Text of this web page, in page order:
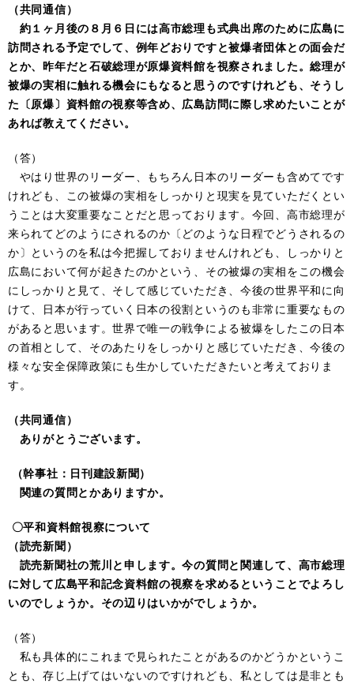
（共同通信）
約１ヶ月後の８月６日には高市総理も式典出席のために広島に
訪問される予定でして、例年どおりですと被爆者団体との面会だ
とか、昨年だと石破総理が原爆資料館を視察されました。総理が
被爆の実相に触れる機会にもなると思うのですけれども、そうし
た〔原爆〕資料館の視察等含め、広島訪問に際し求めたいことが
あれば教えてください。
（答）
やはり世界のリーダー、もちろん日本のリーダーも含めてです
けれども、この被爆の実相をしっかりと現実を見ていただくとい
うことは大変重要なことだと思っております。今回、高市総理が
来られてどのようにされるのか〔どのような日程でどうされるの
か〕というのを私は今把握しておりませんけれども、しっかりと
広島において何が起きたのかという、その被爆の実相をこの機会
にしっかりと見て、そして感じていただき、今後の世界平和に向
けて、日本が行っていく日本の役割というのも非常に重要なもの
があると思います。世界で唯一の戦争による被爆をしたこの日本
の首相として、そのあたりをしっかりと感じていただき、今後の
様々な安全保障政策にも生かしていただきたいと考えておりま
す。
（共同通信）
ありがとうございます。
（幹事社：日刊建設新聞）
関連の質問とかありますか。
〇平和資料館視察について
（読売新聞）
読売新聞社の荒川と申します。今の質問と関連して、高市総理
に対して広島平和記念資料館の視察を求めるということでよろし
いのでしょうか。その辺りはいかがでしょうか。
（答）
私も具体的にこれまで見られたことがあるのかどうかというこ
とも、存じ上げてはいないのですけれども、私としては是非とも